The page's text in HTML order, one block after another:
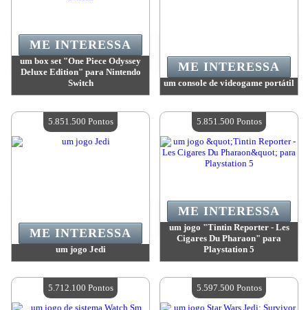
um box set "One Piece Odyssey
Deluxe Edition" para Nintendo
Switch
Quantidade disponível:4
ME INTERESSA
um console de videogame portátil
Quantidade disponível:4
ME INTERESSA
um jogo Jedi
Quantidade disponível:4
ME INTERESSA
5.851.500 Pontos
um jogo "Tintin Reporter - Les
Cigares Du Pharaon" para
Playstation 5
Quantidade disponível:4
ME INTERESSA
5.851.500 Pontos
5.712.100 Pontos 5.597.500 Pontos